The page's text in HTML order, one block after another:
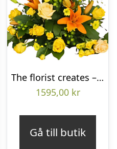
The florist creates – Funeral decoration
1595,00 kr
Gå till butik